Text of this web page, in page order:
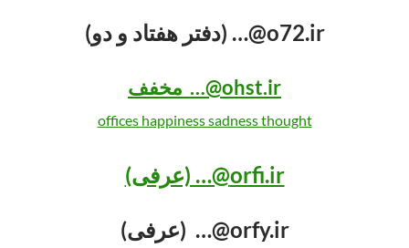
o72.ir@… (دفتر هفتاد و دو)
ohst.ir@… مخفف
offices happiness sadness thought
orfi.ir@… (عرفی)
orfy.ir@… (عرفی)